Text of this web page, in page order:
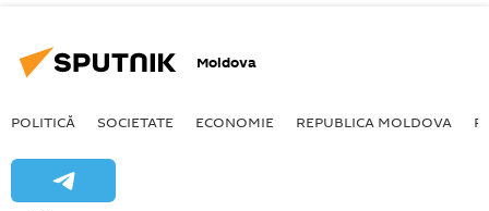
Moldova
POLITICĂ SOCIETATE ECONOMIE REPUBLICA MOLDOVA